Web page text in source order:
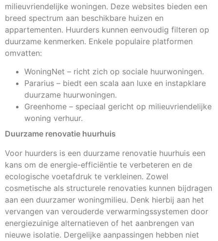
milieuvriendelijke woningen. Deze websites bieden een
breed spectrum aan beschikbare huizen en
appartementen. Huurders kunnen eenvoudig filteren op
duurzame kenmerken. Enkele populaire platformen
omvatten:
WoningNet – richt zich op sociale huurwoningen.
Pararius – biedt een scala aan luxe en instapklare
duurzame huurwoningen.
Greenhome – speciaal gericht op milieuvriendelijke
woning verhuur.
Duurzame renovatie huurhuis
Voor huurders is een duurzame renovatie huurhuis een
kans om de energie-efficiëntie te verbeteren en de
ecologische voetafdruk te verkleinen. Zowel
cosmetische als structurele renovaties kunnen bijdragen
aan een duurzamer woningmilieu. Denk hierbij aan het
vervangen van verouderde verwarmingssystemen door
energiezuinige alternatieven of het aanbrengen van
nieuwe isolatie. Dergelijke aanpassingen hebben niet